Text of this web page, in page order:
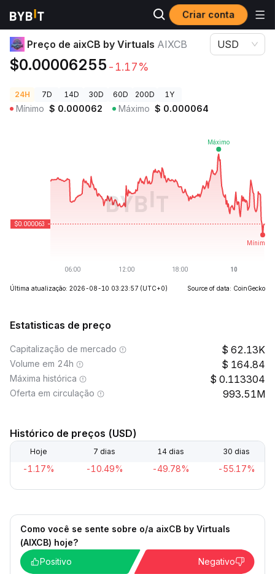
Criar conta
Preços de Criptomoedas Preço de aixCB by Virtuals AIXCB
Preço de aixCB by Virtuals AIXCB
$0.00006255 -1.17%
USD
24H 7D 14D 30D 60D 200D 1Y
Mínimo $ 0.000062 Máximo $ 0.000064
Última atualização: 2026-08-10 03:23:57 (UTC+0) Source of data: CoinGecko
Estatisticas de preço
Capitalização de mercado 62.13K
Volume em 24h 164.84
Máxima histórica 0.113304
Oferta em circulação 993.51M
Histórico de preços (USD)
Hoje 7 dias 14 dias 30 dias
-1.17% -10.49% -49.78% -55.17%
Como você se sente sobre o/a aixCB by Virtuals
(AIXCB) hoje?
Positivo
Negativo